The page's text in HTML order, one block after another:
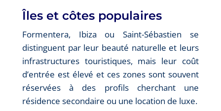
Îles et côtes populaires
Formentera, Ibiza ou Saint-Sébastien se
distinguent par leur beauté naturelle et leurs
infrastructures touristiques, mais leur coût
d’entrée est élevé et ces zones sont souvent
réservées à des profils cherchant une
résidence secondaire ou une location de luxe.